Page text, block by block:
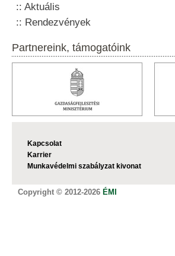
Aktuális
Rendezvények
Partnereink, támogatóink
Kapcsolat
Karrier
Munkavédelmi szabályzat kivonat
Copyright © 2012-2026 ÉMI